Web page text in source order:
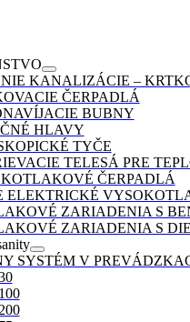
KANALIZÁCIE –
ČERPADLÁ
BUBNY
HLAVY
TYČE
TELESÁ PRE
ČERPADLÁ
ELEKTRICKÉ
ZARIADENIA S
ZARIADENIA S
SYSTÉM V